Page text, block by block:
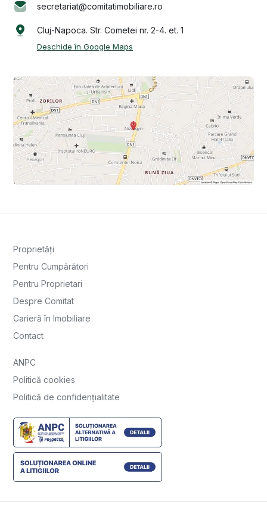
secretariat@comitatimobiliare.ro
Cluj-Napoca. Str. Cometei nr. 2-4. et. 1
Deschide în Google Maps
Proprietăți
Pentru Cumpărători
Pentru Proprietari
Despre Comitat
Carieră în Imobiliare
Contact
ANPC
Politică cookies
Politică de confidențialitate